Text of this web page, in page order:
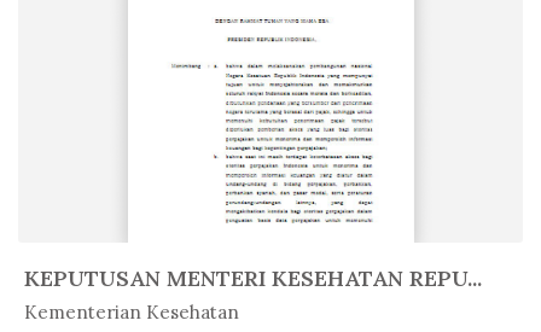
KEPUTUSAN MENTERI KESEHATAN REPU...
Kementerian Kesehatan
In Peratur...